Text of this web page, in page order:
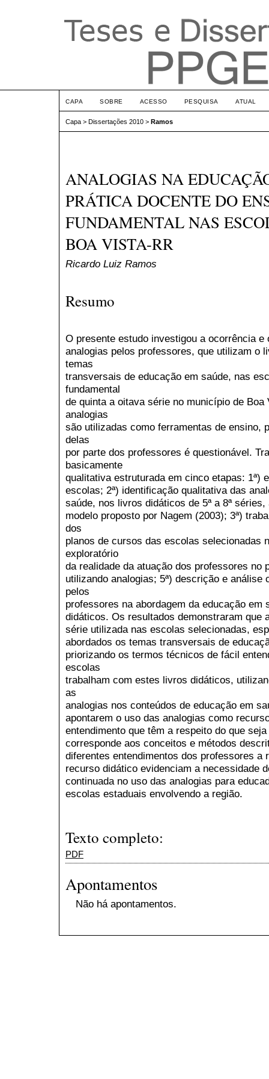
CAPA SOBRE ACESSO PESQUISA ATUAL
Capa > Dissertações 2010 > Ramos
ANALOGIAS NA
PRÁTICA DOCENTE DO
FUNDAMENTAL NAS
BOA VISTA-RR
Ricardo Luiz Ramos
Resumo
O presente estudo investigou a ocorrência e
analogias pelos professores, que utilizam o
temas
transversais de educação em saúde, nas
fundamental
de quinta a oitava série no município de
analogias
são utilizadas como ferramentas de ensino,
delas
por parte dos professores é questionável.
basicamente
qualitativa estruturada em cinco etapas: 1ª)
escolas; 2ª) identificação qualitativa das
saúde, nos livros didáticos de 5ª a 8ª
modelo proposto por Nagem (2003); 3ª)
dos
planos de cursos das escolas selecionadas
exploratório
da realidade da atuação dos professores no
utilizando analogias; 5ª) descrição e
pelos
professores na abordagem da educação
didáticos. Os resultados demonstraram que
série utilizada nas escolas selecionadas,
abordados os temas transversais de
priorizando os termos técnicos de fácil
escolas
trabalham com estes livros didáticos,
as
analogias nos conteúdos de educação em
apontarem o uso das analogias como
entendimento que têm a respeito do que
corresponde aos conceitos e métodos
diferentes entendimentos dos professores a
recurso didático evidenciam a necessidade
continuada no uso das analogias para
escolas estaduais envolvendo a região.
Texto completo:
PDF
Apontamentos
Não há apontamentos.